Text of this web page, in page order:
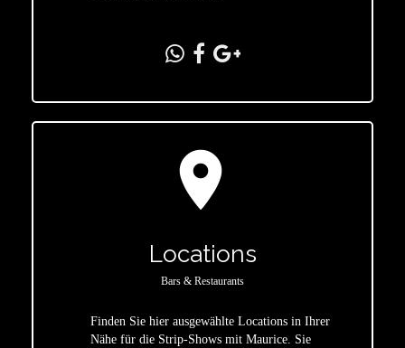
location_on
Locations
Bars & Restaurants
Finden Sie hier ausgewählte Locations in Ihrer
Nähe für die Strip-Shows mit Maurice. Sie